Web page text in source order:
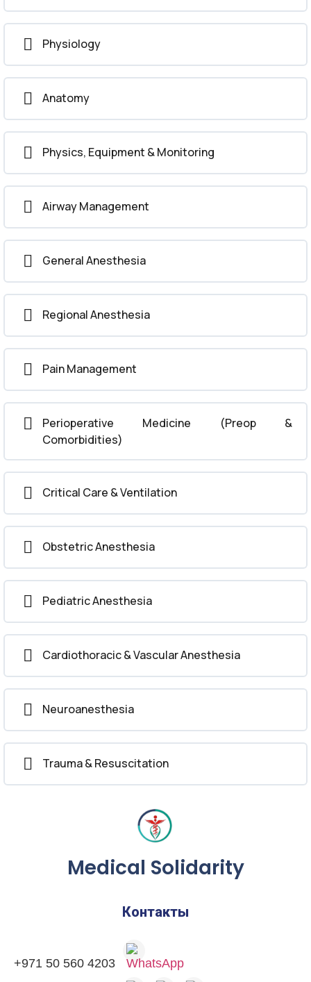
Basics of Anesthesia
Anesthetic Drugs
Patient Monitoring
Complications of Anesthesia and Their
Management
Physiology
Anatomy
Physics, Equipment & Monitoring
Airway Management
General Anesthesia
Regional Anesthesia
Pain Management
Perioperative Medicine (Preop &
Comorbidities)
Critical Care & Ventilation
Obstetric Anesthesia
Pediatric Anesthesia
Cardiothoracic & Vascular Anesthesia
Neuroanesthesia
Trauma & Resuscitation
Medical Solidarity
Контакты
+971 50 560 4203